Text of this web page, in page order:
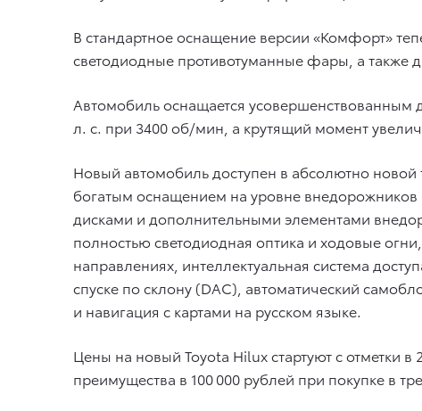
В стандартное оснащение версии «Комфорт»
светодиодные противотуманные фары, а также
Автомобиль оснащается усовершенствованным
л. с. при 3400 об/мин, а крутящий момент
Новый автомобиль доступен в абсолютно
богатым оснащением на уровне
дисками и дополнительными элементами
полностью светодиодная оптика и ходовые
направлениях, интеллектуальная система
спуске по склону (DAC), автоматический
и навигация с картами на русском языке.
Цены на новый Toyota Hilux стартуют с отметки
преимущества в 100 000 рублей при покупке в